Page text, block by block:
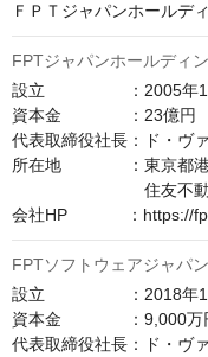
ＦＰＴジャパンホールデ
FPTジャパンホールディ
設立　　　　　：2005年
資本金　　　　：23億円
代表取締役社長：ド・ヴ
所在地　　　　：東京都
住友不動産東京
会社HP　　　  ：https://
FPTソフトウェアジャパ
設立　　　　　：2018年1
資本金　　　　：9,000万
代表取締役社長：ド・ヴ